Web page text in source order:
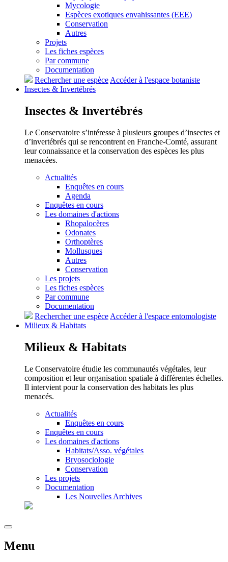
Mycologie
Espèces exotiques envahissantes (EEE)
Conservation
Autres
Projets
Les fiches espèces
Par commune
Documentation
Rechercher une espèceAccéder à l'espace botaniste
Insectes & Invertébrés
Insectes & Invertébrés
Le Conservatoire s’intéresse à plusieurs groupes d’insectes et
d’invertébrés qui se rencontrent en Franche-Comté, assurant
leur connaissance et la conservation des espèces les plus
menacées.
Actualités
Enquêtes en cours
Agenda
Enquêtes en cours
Les domaines d'actions
Rhopalocères
Odonates
Orthoptères
Mollusques
Autres
Conservation
Les projets
Les fiches espèces
Par commune
Documentation
Rechercher une espèce Accéder à l'espace entomologiste
Milieux & Habitats
Milieux & Habitats
Le Conservatoire étudie les communautés végétales, leur
composition et leur organisation spatiale à différentes échelles.
Il intervient pour la conservation des habitats les plus
menacés.
Actualités
Enquêtes en cours
Enquêtes en cours
Les domaines d'actions
Habitats/Asso. végétales
Bryosociologie
Conservation
Les projets
Documentation
Les Nouvelles Archives
Menu